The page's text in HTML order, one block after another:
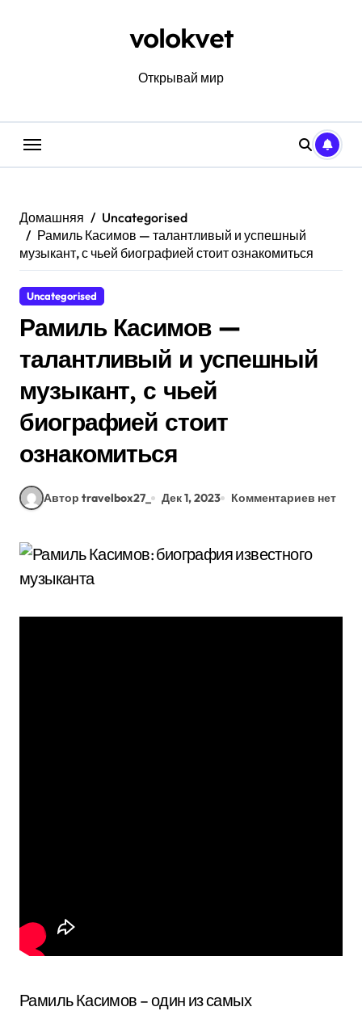
volokvet
Открывай мир
Домашняя
Uncategorised
Рамиль Касимов — талантливый и успешный
музыкант, с чьей биографией стоит ознакомиться
Uncategorised
Рамиль Касимов —
талантливый и успешный
музыкант, с чьей
биографией стоит
ознакомиться
Автор travelbox27_ Дек 1, 2023 Комментариев нет
Рамиль Касимов – один из самых